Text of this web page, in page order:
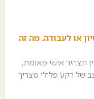
או לעבודה. מה זה
תצהיר אישי מאומת,
של רקע פלילי מצריך